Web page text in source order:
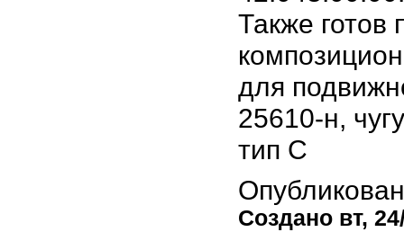
Также готов
для
25610-н,
тип С
Создано вт,